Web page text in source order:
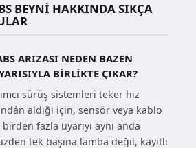
BEYNI HAKKINDA SIKÇA
ARIZASI NEDEN BAZEN
BIRLIKTE ÇIKAR?
sürüş sistemleri teker hız
aldığı için, sensör veya kablo
fazla uyarıyı aynı anda
tek başına lamba değil, kayıtlı